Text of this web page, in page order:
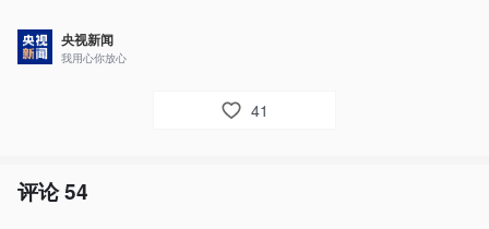
央视新闻
我用心你放心
41
评论54